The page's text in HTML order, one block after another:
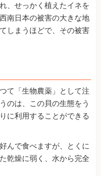
、せっかく植えたイネを
南日本の被害の大きな地
しまうほどで、その被害
て「生物農薬」として注
のは、この貝の生態をう
に利用することができる
んで食べますが、とくに
乾燥に弱く、水から完全